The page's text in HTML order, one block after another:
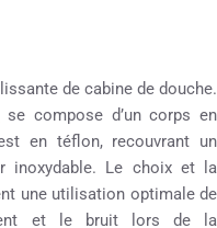
de cabine de douche.
se compose d’un corps en
en téflon, recouvrant un
inoxydable. Le choix et la
une utilisation optimale de
et le bruit lors de la